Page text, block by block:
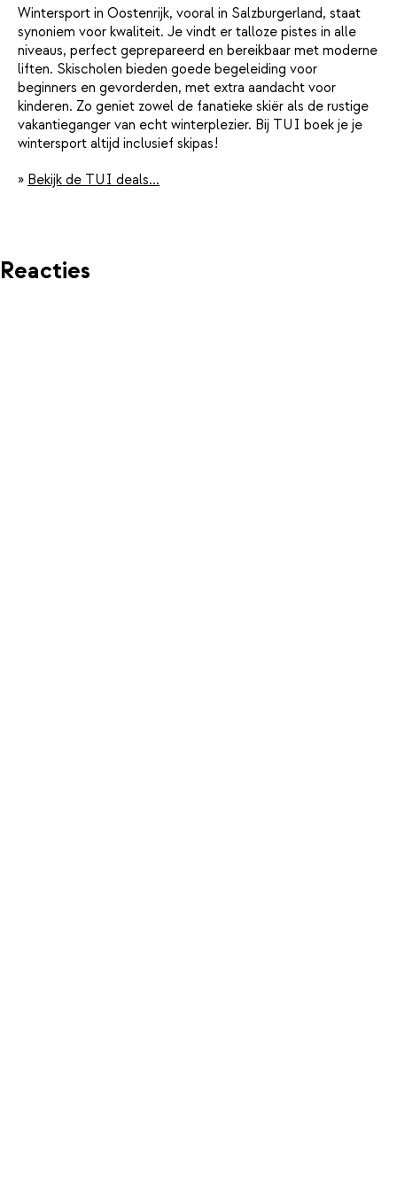
Wintersport in Oostenrijk, vooral in Salzburgerland, staat
synoniem voor kwaliteit. Je vindt er talloze pistes in alle
niveaus, perfect geprepareerd en bereikbaar met moderne
liften. Skischolen bieden goede begeleiding voor
beginners en gevorderden, met extra aandacht voor
kinderen. Zo geniet zowel de fanatieke skiër als de rustige
vakantieganger van echt winterplezier. Bij TUI boek je je
wintersport altijd inclusief skipas!
» Bekijk de TUI deals...
Reacties